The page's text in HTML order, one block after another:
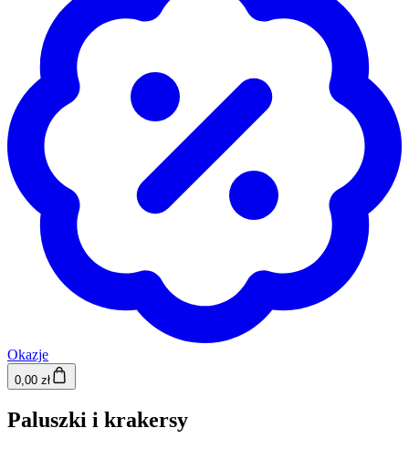
Okazje
0,00 zł
Paluszki i krakersy